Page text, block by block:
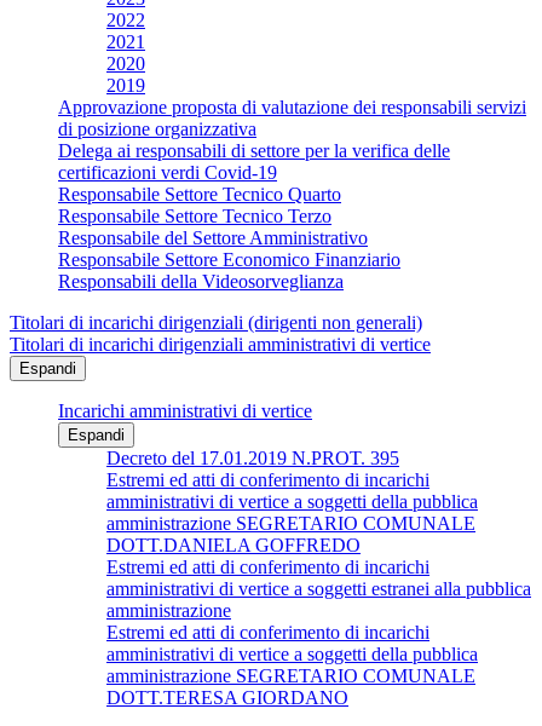
2022
2021
2020
2019
Approvazione proposta di valutazione dei responsabili servizi
di posizione organizzativa
Delega ai responsabili di settore per la verifica delle
certificazioni verdi Covid-19
Responsabile Settore Tecnico Quarto
Responsabile Settore Tecnico Terzo
Responsabile del Settore Amministrativo
Responsabile Settore Economico Finanziario
Responsabili della Videosorveglianza
Titolari di incarichi dirigenziali (dirigenti non generali)
Titolari di incarichi dirigenziali amministrativi di vertice
Espandi
Incarichi amministrativi di vertice
Espandi
Decreto del 17.01.2019 N.PROT. 395
Estremi ed atti di conferimento di incarichi
amministrativi di vertice a soggetti della pubblica
amministrazione SEGRETARIO COMUNALE
DOTT.DANIELA GOFFREDO
Estremi ed atti di conferimento di incarichi
amministrativi di vertice a soggetti estranei alla pubblica
amministrazione
Estremi ed atti di conferimento di incarichi
amministrativi di vertice a soggetti della pubblica
amministrazione SEGRETARIO COMUNALE
DOTT.TERESA GIORDANO